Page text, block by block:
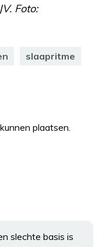
Foto:
slaapritme
plaatsen.
slechte basis is